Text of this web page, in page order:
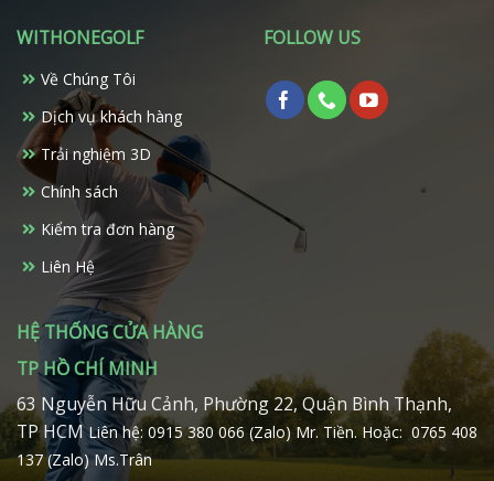
Các
chọn
có
thể
được
chọn
trang
phẩm
WITHONEGOLF
Về Chúng Tôi
Dịch vụ khách hàng
Trải nghiệm 3D
Chính sách
Kiểm tra đơn hàng
Liên Hệ
FOLLOW US
HỆ THỐNG CỬA HÀNG
TP HỒ CHÍ MINH
63 Nguyễn Hữu Cảnh, Phường 22, Quận Bình Thạnh,
TP HCMLiên hệ: 0915 380 066 (Zalo) Mr. Tiền.Hoặc: 0765 408
137 (Zalo) Ms.Trân